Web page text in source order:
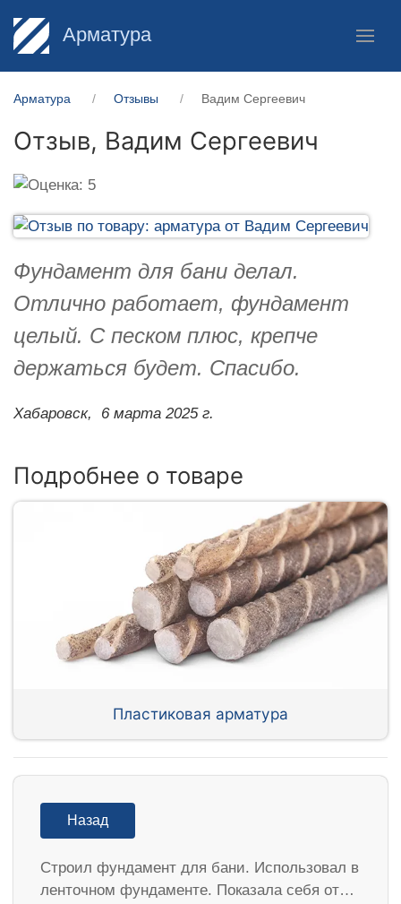
Арматура
Арматура Отзывы Вадим Сергеевич
Отзыв, Вадим Сергеевич
Фундамент для бани делал.
Отлично работает, фундамент
целый. С песком плюс, крепче
держаться будет. Спасибо.
Хабаровск, 6 марта 2025 г.
Подробнее о товаре
Пластиковая арматура
Назад
Строил фундамент для бани. Использовал в
ленточном фундаменте. Показала себя от…